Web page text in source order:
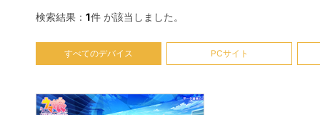
検索結果： 1件 が該当しました。
すべてのデバイス PCサイト